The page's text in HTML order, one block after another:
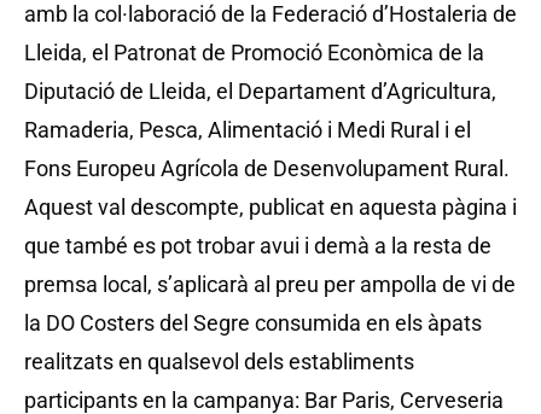
amb la col·laboració de la Federació d’Hostaleria de
Lleida, el Patronat de Promoció Econòmica de la
Diputació de Lleida, el Departament d’Agricultura,
Ramaderia, Pesca, Alimentació i Medi Rural i el
Fons Europeu Agrícola de Desenvolupament Rural.
Aquest val descompte, publicat en aquesta pàgina i
que també es pot trobar avui i demà a la resta de
premsa local, s’aplicarà al preu per ampolla de vi de
la DO Costers del Segre consumida en els àpats
realitzats en qualsevol dels establiments
participants en la campanya: Bar Paris, Cerveseria